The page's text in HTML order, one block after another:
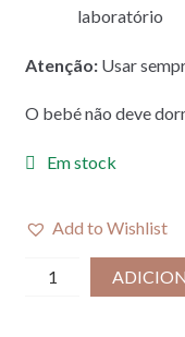
laboratório
Atenção:Usar
O bebé não deve
Em stock
Add to Wishlist
Quantidade